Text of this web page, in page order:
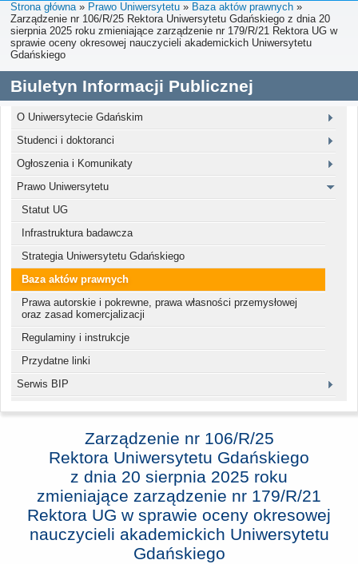
Strona główna» Prawo Uniwersytetu » Baza aktów prawnych »
Zarządzenie nr 106/R/25 Rektora Uniwersytetu Gdańskiego z dnia 20
sierpnia 2025 roku zmieniające zarządzenie nr 179/R/21 Rektora UG w
sprawie oceny okresowej nauczycieli akademickich Uniwersytetu
Gdańskiego
Biuletyn Informacji Publicznej
O Uniwersytecie Gdańskim
Studenci i doktoranci
Ogłoszenia i Komunikaty
Prawo Uniwersytetu
Statut UG
Infrastruktura badawcza
Strategia Uniwersytetu Gdańskiego
Baza aktów prawnych
Prawa autorskie i pokrewne, prawa własności przemysłowej
oraz zasad komercjalizacji
Regulaminy i instrukcje
Przydatne linki
Serwis BIP
Zarządzenie nr 106/R/25
Rektora Uniwersytetu Gdańskiego
z dnia 20 sierpnia 2025 roku
zmieniające zarządzenie nr 179/R/21
Rektora UG w sprawie oceny okresowej
nauczycieli akademickich Uniwersytetu
Gdańskiego